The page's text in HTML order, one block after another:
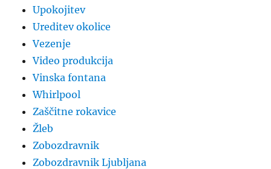
Upokojitev
Ureditev okolice
Vezenje
Video produkcija
Vinska fontana
Whirlpool
Zaščitne rokavice
Žleb
Zobozdravnik
Zobozdravnik Ljubljana